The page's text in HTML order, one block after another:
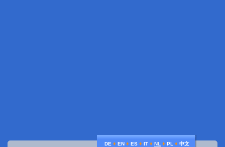
DE ♦ EN ♦ ES ♦ IT ♦ NL ♦ PL ♦ 中文